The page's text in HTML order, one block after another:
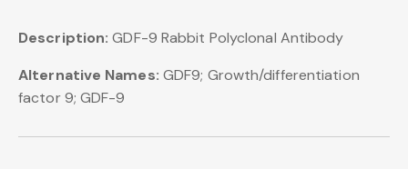
Description: GDF-9 Rabbit Polyclonal Antibody
Alternative Names: GDF9; Growth/differentiation
factor 9; GDF-9